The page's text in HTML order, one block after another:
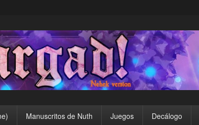
Manuscritos de Nuth Juegos Decálogo